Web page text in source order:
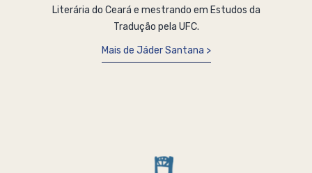
Literária do Ceará e mestrando em Estudos da
Tradução pela UFC.
Mais de Jáder Santana